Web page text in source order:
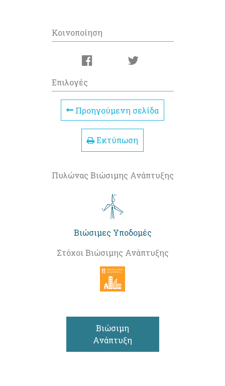
Κοινοποίηση
Επιλογές
Προηγούμενη σελίδα
Εκτύπωση
Πυλώνας Βιώσιμης Ανάπτυξης
Βιώσιμες Υποδομές
Στόχοι Βιώσιμης Ανάπτυξης
Βιώσιμη
Ανάπτυξη